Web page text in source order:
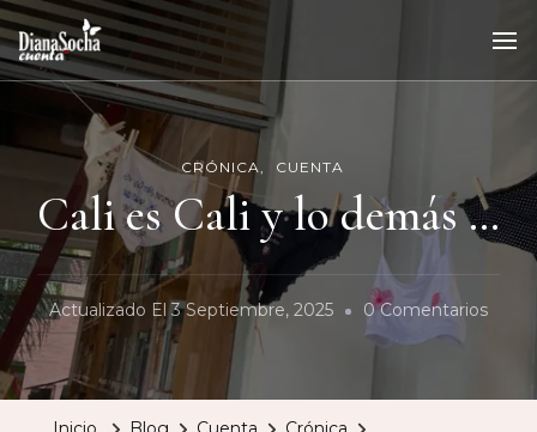
CRÓNICA CUENTA
Cali es Cali y lo demás …
Actualizado El3 Septiembre, 2025 0 ComentariosEn